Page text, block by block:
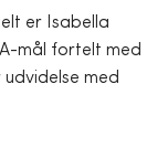
er Isabella
mål fortelt med
med